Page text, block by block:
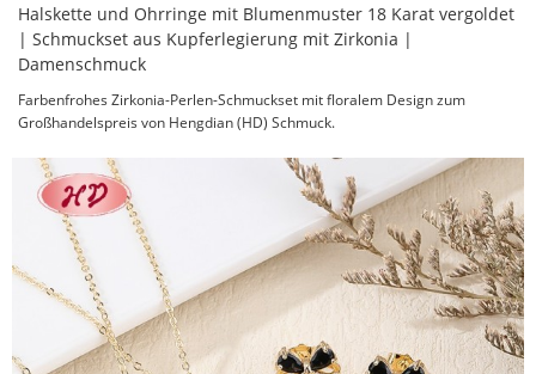
Halskette und Ohrringe mit Blumenmuster 18 Karat vergoldet
| Schmuckset aus Kupferlegierung mit Zirkonia |
Damenschmuck
Farbenfrohes Zirkonia-Perlen-Schmuckset mit floralem Design zum
Großhandelspreis von Hengdian (HD) Schmuck.